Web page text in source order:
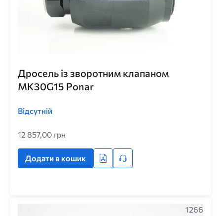
Дросель із зворотним клапаном
MK30G15 Ponar
Відсутній
12 857,00 грн
Додати в кошик
1266